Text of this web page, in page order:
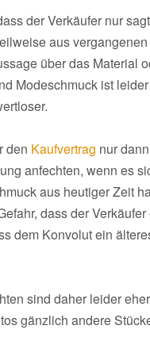
der Verkäufer nur
aus
über das Material
Modeschmuck ist
den Kaufvertrag nur
anfechten, wenn es
aus heutiger Zeit
dass der
dem Konvolut ein
sind daher leider
gänzlich andere